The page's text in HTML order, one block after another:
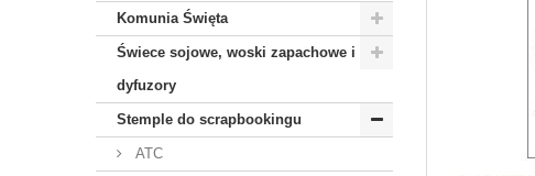
Komunia Święta
Świece sojowe, woski zapachowe i
dyfuzory
Stemple do scrapbookingu
ATC